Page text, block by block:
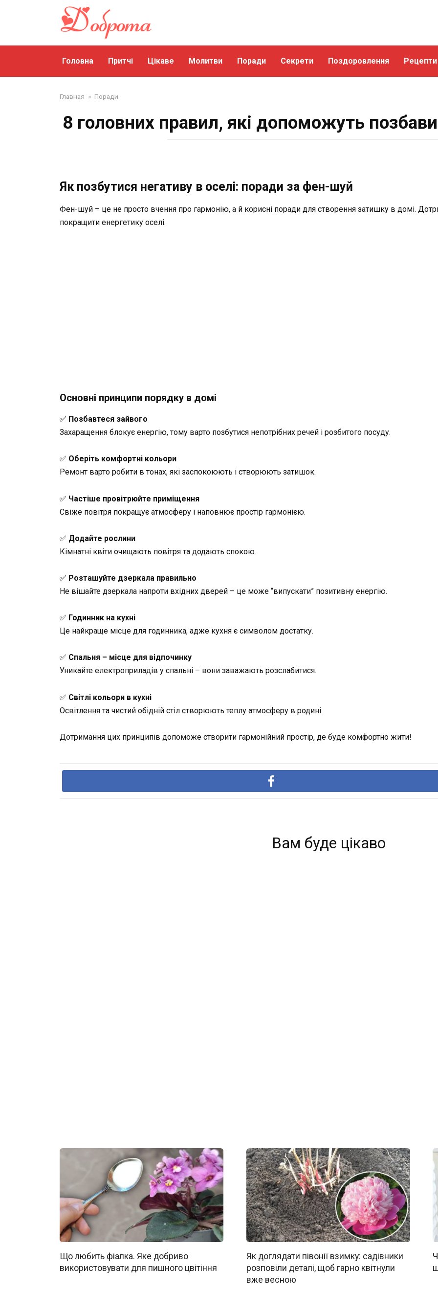
Головна Притчі Цікаве Молитви Поради Секрети Поздоровлення Рецепти
Главная » Поради
8 головних правил, які допоможуть
Як позбутися негативу в оселі: поради за фен-шуй
Фен-шуй – це не просто вчення про гармонію, а й корисні поради для створення затишку в домі.
покращити енергетику оселі.
Основні принципи порядку в домі
✅ Позбавтеся зайвого
Захаращення блокує енергію, тому варто позбутися непотрібних речей і розбитого посуду.
✅ Оберіть комфортні кольори
Ремонт варто робити в тонах, які заспокоюють і створюють затишок.
✅ Частіше провітрюйте приміщення
Свіже повітря покращує атмосферу і наповнює простір гармонією.
✅ Додайте рослини
Кімнатні квіти очищають повітря та додають спокою.
✅ Розташуйте дзеркала правильно
Не вішайте дзеркала напроти вхідних дверей – це може “випускати” позитивну енергію.
✅ Годинник на кухні
Це найкраще місце для годинника, адже кухня є символом достатку.
✅ Спальня – місце для відпочинку
Уникайте електроприладів у спальні – вони заважають розслабитися.
✅ Світлі кольори в кухні
Освітлення та чистий обідній стіл створюють теплу атмосферу в родині.
Дотримання цих принципів допоможе створити гармонійний простір, де буде комфортно жити!
Вам буде цікаво
Що любить фіалка. Яке добриво
використовувати для пишного цвітіння
Як доглядати півонії взимку: садівники
розповіли деталі, щоб гарно квітнули
вже весною